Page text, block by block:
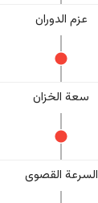
عزم الدوران
سعة الخزان
السرعة القصوى